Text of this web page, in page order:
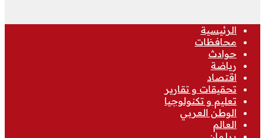
الرئيسية
محافظات
حوادث
رياضة
اقتصاد
تحقيقات و تقارير
تعليم و تكنولوجيا
الوطن العربي
العالم